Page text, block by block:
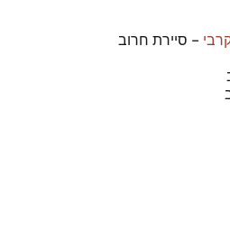
– סיירת חרוב